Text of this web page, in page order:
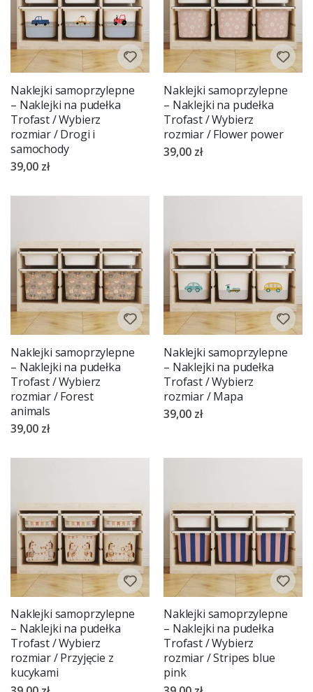
Naklejki samoprzylepne
– Naklejki na pudełka
Trofast / Wybierz
rozmiar / Drogi i
samochody
39,00 zł
Naklejki samoprzylepne
– Naklejki na pudełka
Trofast / Wybierz
rozmiar / Flower power
39,00 zł
Naklejki samoprzylepne
– Naklejki na pudełka
Trofast / Wybierz
rozmiar / Forest
animals
39,00 zł
Naklejki samoprzylepne
– Naklejki na pudełka
Trofast / Wybierz
rozmiar / Mapa
39,00 zł
Naklejki samoprzylepne
– Naklejki na pudełka
Trofast / Wybierz
rozmiar / Przyjęcie z
kucykami
Naklejki samoprzylepne
– Naklejki na pudełka
Trofast / Wybierz
rozmiar / Stripes blue
pink